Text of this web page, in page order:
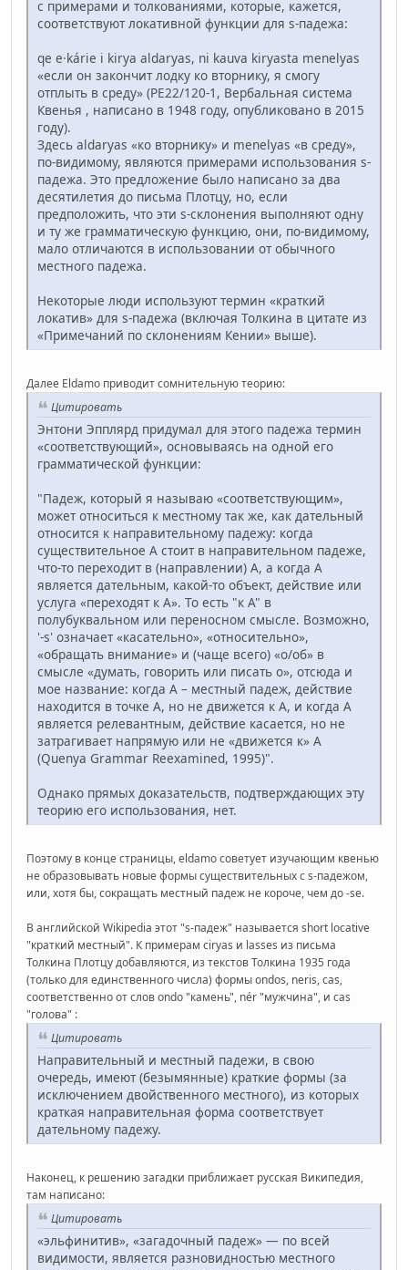
с примерами и толкованиями, которые, кажется,
соответствуют локативной функции для s-падежа:
qe e·kárie i kirya aldaryas, ni kauva kiryasta menelyas
«если он закончит лодку ко вторнику, я смогу
отплыть в среду» (PE22/120-1, Вербальная система
Квенья , написано в 1948 году, опубликовано в 2015
году).
Здесь aldaryas «ко вторнику» и menelyas «в среду»,
по-видимому, являются примерами использования s-
падежа. Это предложение было написано за два
десятилетия до письма Плотцу, но, если
предположить, что эти s-склонения выполняют одну
и ту же грамматическую функцию, они, по-видимому,
мало отличаются в использовании от обычного
местного падежа.
Некоторые люди используют термин «краткий
локатив» для s-падежа (включая Толкина в цитате из
«Примечаний по склонениям Кении» выше).
Далее Eldamo приводит сомнительную теорию:
Цитировать
Энтони Эпплярд придумал для этого падежа термин
«соответствующий», основываясь на одной его
грамматической функции:
"Падеж, который я называю «соответствующим»,
может относиться к местному так же, как дательный
относится к направительному падежу: когда
существительное А стоит в направительном падеже,
что-то переходит в (направлении) А, а когда А
является дательным, какой-то объект, действие или
услуга «переходят к А». То есть "к A" в
полубуквальном или переносном смысле. Возможно,
'-s' означает «касательно», «относительно»,
«обращать внимание» и (чаще всего) «о/об» в
смысле «думать, говорить или писать о», отсюда и
мое название: когда А – местный падеж, действие
находится в точке А, но не движется к А, и когда А
является релевантным, действие касается, но не
затрагивает напрямую или не «движется к» A
(Quenya Grammar Reexamined, 1995)".
Однако прямых доказательств, подтверждающих эту
теорию его использования, нет.
Поэтому в конце страницы, eldamo советует изучающим квенью
не образовывать новые формы существительных с s-падежом,
или, хотя бы, сокращать местный падеж не короче, чем до -se.
В английской Wikipedia этот "s-падеж" называется short locative
"краткий местный". К примерам ciryas и lasses из письма
Толкина Плотцу добавляются, из текстов Толкина 1935 года
(только для единственного числа) формы ondos, neris, cas,
соответственно от слов ondo "камень", nér "мужчина", и cas
"голова" :
Цитировать
Направительный и местный падежи, в свою
очередь, имеют (безымянные) краткие формы (за
исключением двойственного местного), из которых
краткая направительная форма соответствует
дательному падежу.
Наконец, к решению загадки приближает русская Википедия,
там написано:
Цитировать
«эльфинитив», «загадочный падеж» — по всей
видимости, является разновидностью местного